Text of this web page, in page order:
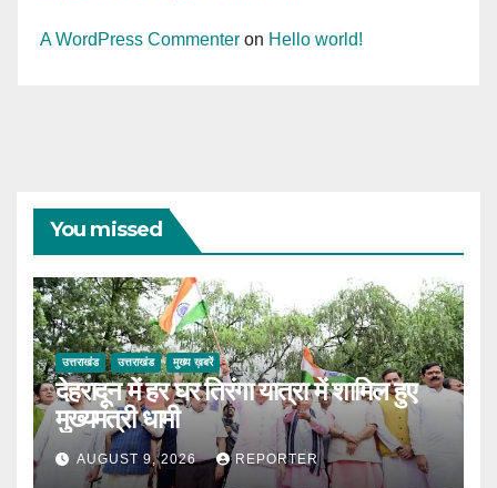
A WordPress Commenter on Hello world!
You missed
उत्तराखंड उत्तराखंड मुख्य ख़बरें
देहरादून में हर घर तिरंगा यात्रा में शामिल हुए
मुख्यमंत्री धामी
AUGUST 9, 2026 REPORTER